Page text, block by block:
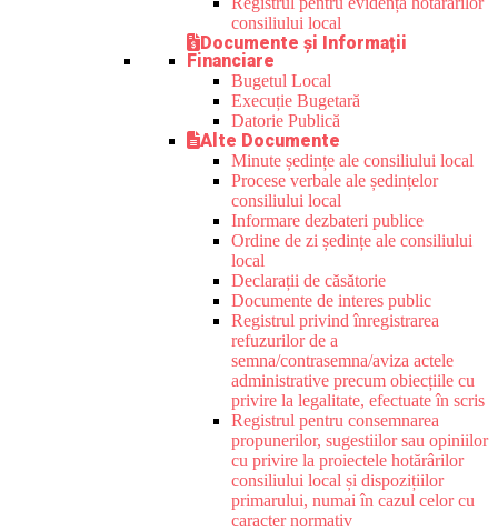
consiliului local
Documente și Informații
Financiare
Bugetul Local
Execuție Bugetară
Datorie Publică
Alte Documente
Minute ședințe ale consiliului local
Procese verbale ale ședințelor
consiliului local
Informare dezbateri publice
Ordine de zi ședințe ale consiliului
local
Declarații de căsătorie
Documente de interes public
Registrul privind înregistrarea
refuzurilor de a
semna/contrasemna/aviza actele
administrative precum obiecțiile cu
privire la legalitate, efectuate în scris
Registrul pentru consemnarea
propunerilor, sugestiilor sau opiniilor
cu privire la proiectele hotărârilor
consiliului local și dispozițiilor
primarului, numai în cazul celor cu
caracter normativ